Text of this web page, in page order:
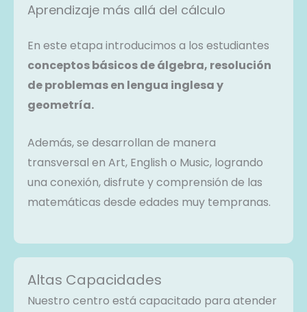
Aprendizaje más allá del cálculo
En este etapa introducimos a los estudiantes
conceptos básicos de álgebra, resolución
de problemas en lengua inglesa y
geometría.
Además, se desarrollan de manera
transversal en Art, English o Music, logrando
una conexión, disfrute y comprensión de las
matemáticas desde edades muy tempranas.
Altas Capacidades
Nuestro centro está capacitado para atender